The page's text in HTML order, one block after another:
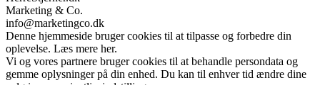
Marketing & Co.
info@marketingco.dk
Denne hjemmeside bruger cookies til at tilpasse og forbedre din
oplevelse. Læs mere her.
Vi og vores partnere bruger cookies til at behandle persondata og
gemme oplysninger på din enhed. Du kan til enhver tid ændre dine